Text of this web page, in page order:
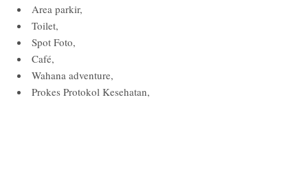
Area parkir,
Toilet,
Spot Foto,
Café,
Wahana adventure,
Prokes Protokol Kesehatan,